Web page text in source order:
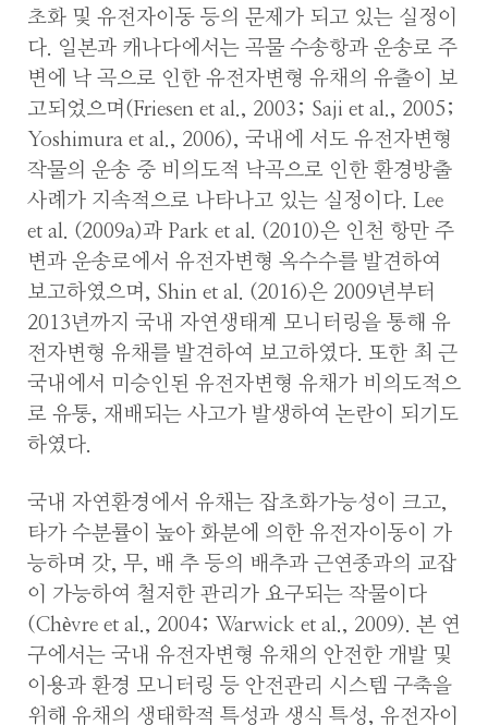
초화 및 유전자이동 등의 문제가 되고 있는 실정이
다. 일본과 캐나다에서는 곡물 수송항과 운송로 주
변에 낙 곡으로 인한 유전자변형 유채의 유출이 보
고되었으며(Friesen et al., 2003; Saji et al., 2005;
Yoshimura et al., 2006), 국내에 서도 유전자변형
작물의 운송 중 비의도적 낙곡으로 인한 환경방출
사례가 지속적으로 나타나고 있는 실정이다. Lee
et al. (2009a)과 Park et al. (2010)은 인천 항만 주
변과 운송로에서 유전자변형 옥수수를 발견하여
보고하였으며, Shin et al. (2016)은 2009년부터
2013년까지 국내 자연생태계 모니터링을 통해 유
전자변형 유채를 발견하여 보고하였다. 또한 최 근
국내에서 미승인된 유전자변형 유채가 비의도적으
로 유통, 재배되는 사고가 발생하여 논란이 되기도
하였다.
국내 자연환경에서 유채는 잡초화가능성이 크고,
타가 수분률이 높아 화분에 의한 유전자이동이 가
능하며 갓, 무, 배 추 등의 배추과 근연종과의 교잡
이 가능하여 철저한 관리가 요구되는 작물이다
(Chèvre et al., 2004; Warwick et al., 2009). 본 연
구에서는 국내 유전자변형 유채의 안전한 개발 및
이용과 환경 모니터링 등 안전관리 시스템 구축을
위해 유채의 생태학적 특성과 생식 특성, 유전자이